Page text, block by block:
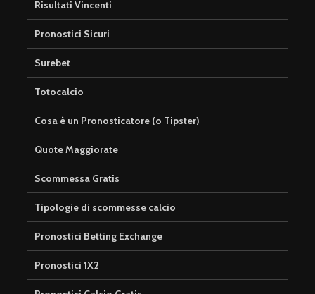
Risultati Vincenti
Pronostici Sicuri
Surebet
Totocalcio
Cosa è un Pronosticatore (o Tipster)
Quote Maggiorate
Scommessa Gratis
Tipologie di scommesse calcio
Pronostici Betting Exchange
Pronostici 1X2